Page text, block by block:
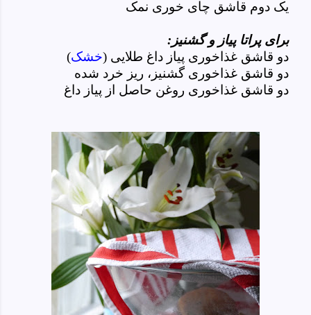
یک دوم قاشق چای خوری نمک
برای پراتا پیاز و گشنیز:
دو قاشق غذاخوری پیاز داغ طلایی (خشک)
دو قاشق غذاخوری گشنیز، ریز خرد شده
دو قاشق غذاخوری روغن حاصل از پیاز داغ